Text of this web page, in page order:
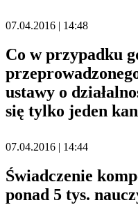
07.04.2016 | 14:48
Co w przypadku
ustawy o
się tylko jeden
07.04.2016 | 14:44
Świadczenie
ponad 5 tys.